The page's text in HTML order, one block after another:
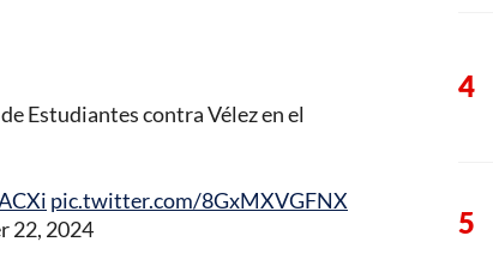
Estudiantes contra Vélez en el
pic.twitter.com/8GxMXVGFNX
22, 2024